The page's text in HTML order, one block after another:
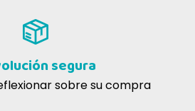
il colore nero. Molto utile anche
si può risvoltare verso l'esterno.
segura
sobre su compra